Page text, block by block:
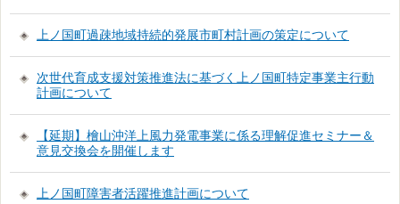
上ノ国町過疎地域持続的発展市町村計画の策定について
次世代育成支援対策推進法に基づく上ノ国町特定事業主行動
計画について
【延期】檜山沖洋上風力発電事業に係る理解促進セミナー＆
意見交換会を開催します
上ノ国町障害者活躍推進計画について